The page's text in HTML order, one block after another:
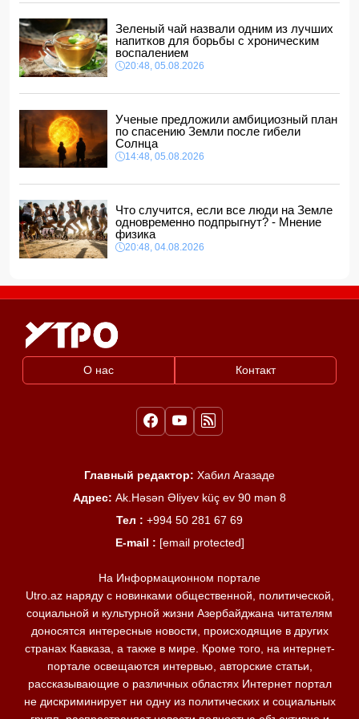
В Агджабединском районе произошло смертельное ДТП:
11:40, 06.08.2026
Кем был погибший при падении в шахту лифта в
торговом центре Баку?
11:34, 06.08.2026
лишнего веса- ФОТО
11:32, 06.08.2026
Зеленый чай назвали одним из лучших
напитков для борьбы с хроническим
воспалением
20:48, 05.08.2026
Ученые предложили амбициозный план
по спасению Земли после гибели
Солнца
14:48, 05.08.2026
Что случится, если все люди на Земле
одновременно подпрыгнут? - Мнение
физика
20:48, 04.08.2026
О нас Контакт
Главный редактор: Хабил Агазаде
Адрес: Ak.Həsən Əliyev küç ev 90 mən 8
Тел : +994 50 281 67 69
E-mail : [email protected]
На Информационном портале
Utro.az наряду с новинками общественной, политической,
социальной и культурной жизни Азербайджана читателям
доносятся интересные новости, происходящие в других
странах Кавказа, а также в мире. Кроме того, на интернет-
портале освещаются интервью, авторские статьи,
рассказывающие о различных областях Интернет портал
не дискриминирует ни одну из политических и социальных